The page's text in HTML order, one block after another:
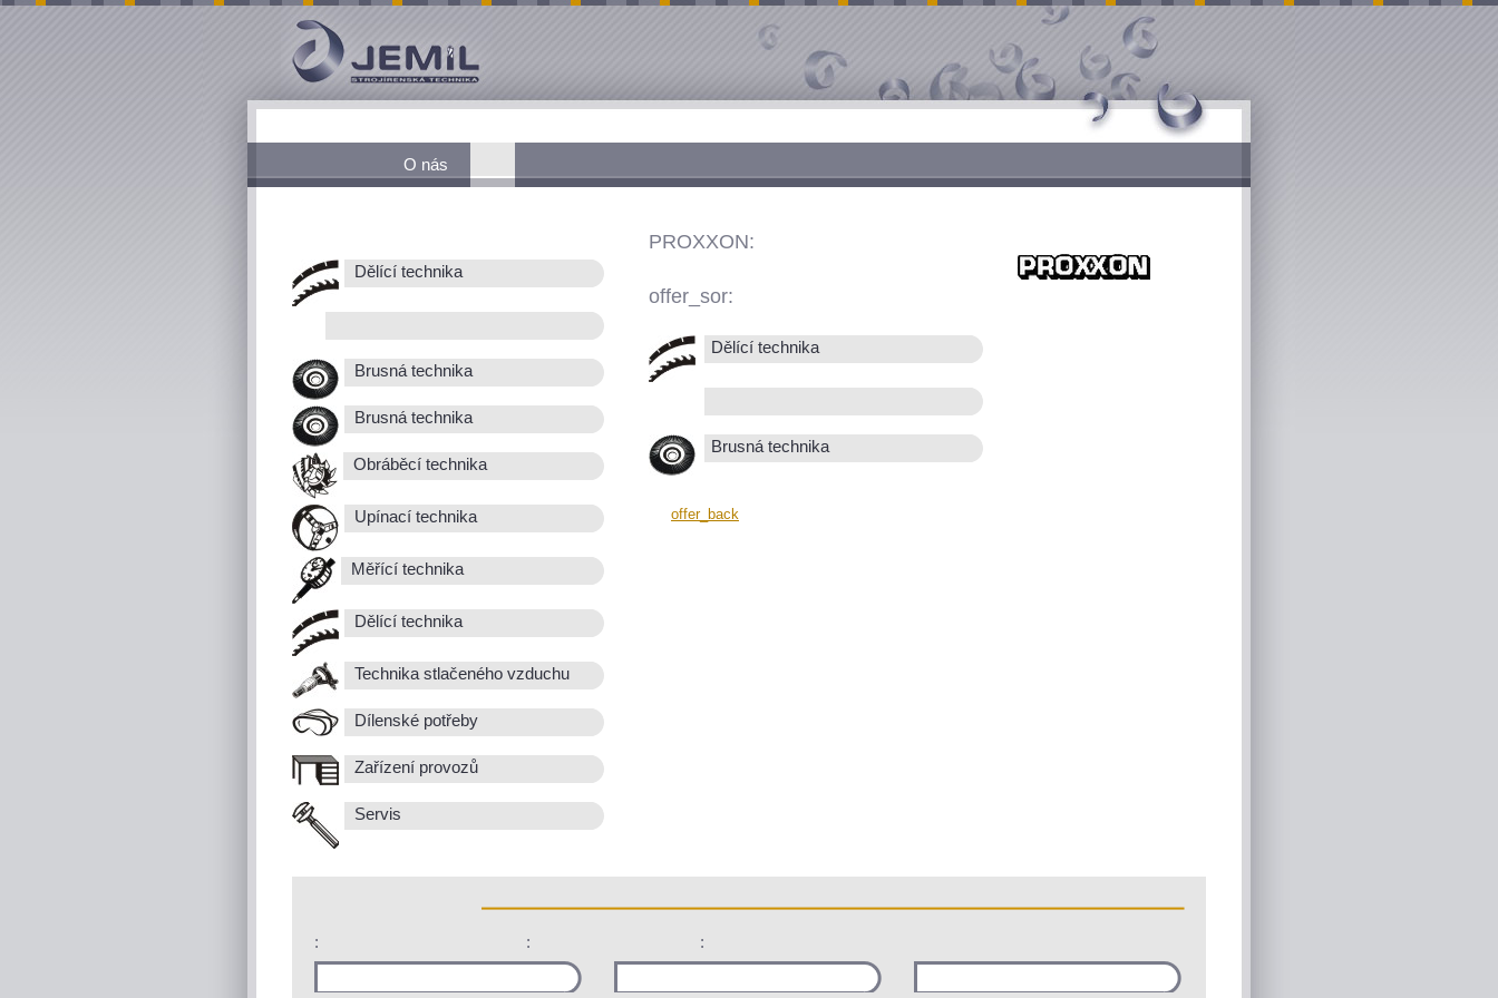
O nás
Dělící technika
Brusná technika
Brusná technika
Obráběcí technika
Upínací technika
Měřící technika
Dělící technika
Technika stlačeného vzduchu
Dílenské potřeby
Zařízení provozů
Servis
PROXXON:
offer_sor:
Dělící technika
Brusná technika
offer_back
: : :